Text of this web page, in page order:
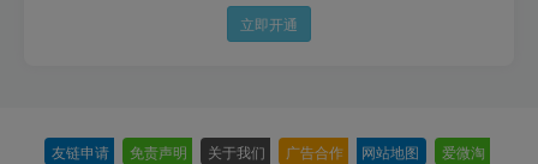
立即开通
友链申请 免责声明 关于我们 广告合作 网站地图 爱微淘